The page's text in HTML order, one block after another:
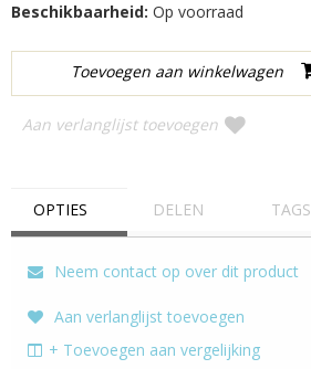
Beschikbaarheid: Op voorraad
Aan verlanglijst toevoegen
OPTIES DELEN TAGS
Neem contact op over dit product
Aan verlanglijst toevoegen
+ Toevoegen aan vergelijking